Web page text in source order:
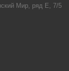
Мир, ряд Е, 7/5